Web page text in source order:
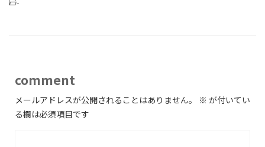
comment
メールアドレスが公開されることはありません。 ※ が付いてい
る欄は必須項目です